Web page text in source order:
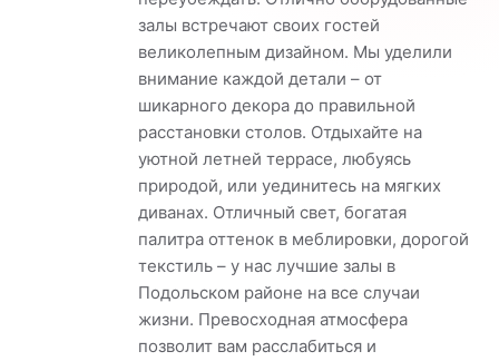
залы встречают своих гостей
великолепным дизайном. Мы уделили
внимание каждой детали – от
шикарного декора до правильной
расстановки столов. Отдыхайте на
уютной летней террасе, любуясь
природой, или уединитесь на мягких
диванах. Отличный свет, богатая
палитра оттенок в меблировки, дорогой
текстиль – у нас лучшие залы в
Подольском районе на все случаи
жизни. Превосходная атмосфера
позволит вам расслабиться и